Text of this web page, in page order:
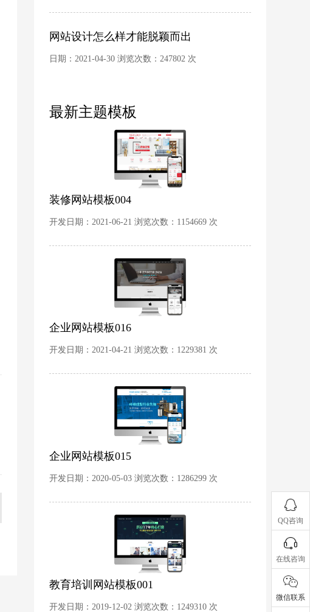
网站设计怎么样才能脱颖而出
日期：2021-04-30 浏览次数：247802 次
最新主题模板
装修网站模板004
开发日期：2021-06-21 浏览次数：1154669 次
企业网站模板016
开发日期：2021-04-21 浏览次数：1229381 次
企业网站模板015
开发日期：2020-05-03 浏览次数：1286299 次
教育培训网站模板001
开发日期：2019-12-02 浏览次数：1249310 次
QQ咨询
在线咨询
微信联系